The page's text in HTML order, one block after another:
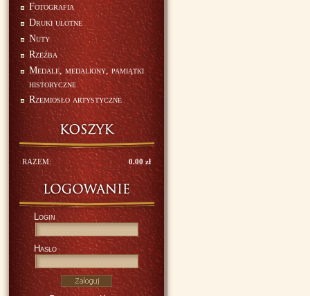
Fotografia
Druki ulotne
Nuty
Rzeźba
Medale, medaliony, pamiątki
historyczne
Rzemiosło artystyczne
RAZEM: 0.00 zł
Login
Hasło